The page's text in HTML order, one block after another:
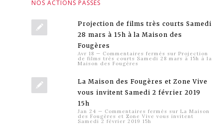
NOS ACTIONS PASSÉS
Projection de films très courts Samedi
28 mars à 15h à la Maison des
Fougères
Avr 18 — Commentaires fermés sur Projection
de films très courts Samedi 28 mars à 15h à la
Maison des Fougères
La Maison des Fougères et Zone Vive
vous invitent Samedi 2 février 2019
15h
Jan 24 — Commentaires fermés sur La Maison
des Fougères et Zone Vive vous invitent
Samedi 2 février 2019 15h